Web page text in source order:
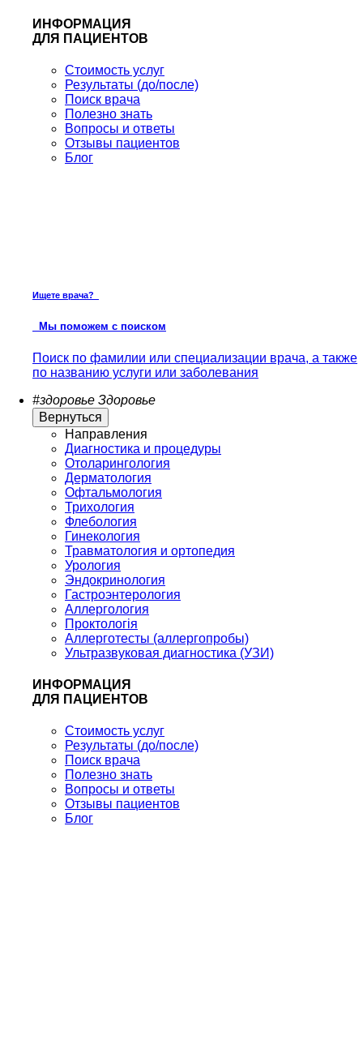
ИНФОРМАЦИЯ
ДЛЯ ПАЦИЕНТОВ
Стоимость услуг
Результаты (до/после)
Поиск врача
Полезно знать
Вопросы и ответы
Отзывы пациентов
Блог
Ищете врача?
Мы поможем с поиском
Поиск по фамилии или специализации врача, а также
по названию услуги или заболевания
#здоровье Здоровье
Вернуться
Направления
Диагностика и процедуры
Отоларингология
Дерматология
Офтальмология
Трихология
Флебология
Гинекология
Травматология и ортопедия
Урология
Эндокринология
Гастроэнтерология
Аллергология
Проктологія
Аллерготесты (аллергопробы)
Ультразвуковая диагностика (УЗИ)
ИНФОРМАЦИЯ
ДЛЯ ПАЦИЕНТОВ
Стоимость услуг
Результаты (до/после)
Поиск врача
Полезно знать
Вопросы и ответы
Отзывы пациентов
Блог